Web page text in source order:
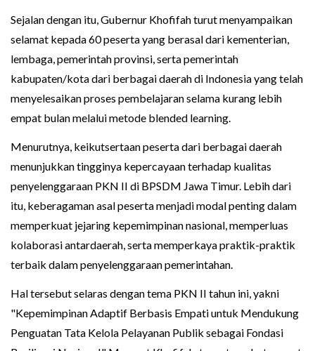
Sejalan dengan itu, Gubernur Khofifah turut menyampaikan
selamat kepada 60 peserta yang berasal dari kementerian,
lembaga, pemerintah provinsi, serta pemerintah
kabupaten/kota dari berbagai daerah di Indonesia yang telah
menyelesaikan proses pembelajaran selama kurang lebih
empat bulan melalui metode blended learning.
Menurutnya, keikutsertaan peserta dari berbagai daerah
menunjukkan tingginya kepercayaan terhadap kualitas
penyelenggaraan PKN II di BPSDM Jawa Timur. Lebih dari
itu, keberagaman asal peserta menjadi modal penting dalam
memperkuat jejaring kepemimpinan nasional, memperluas
kolaborasi antardaerah, serta memperkaya praktik-praktik
terbaik dalam penyelenggaraan pemerintahan.
Hal tersebut selaras dengan tema PKN II tahun ini, yakni
"Kepemimpinan Adaptif Berbasis Empati untuk Mendukung
Penguatan Tata Kelola Pelayanan Publik sebagai Fondasi